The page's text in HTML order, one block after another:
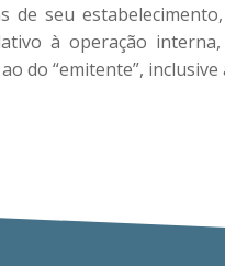
de seu
à operação
do “emitente”,